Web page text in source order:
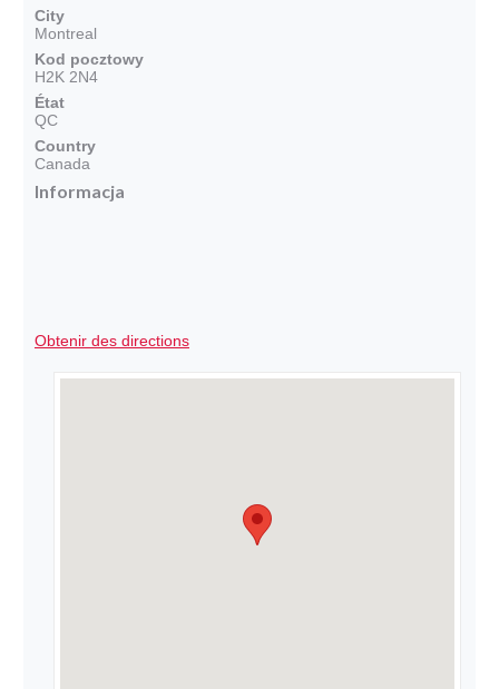
City
Montreal
Kod pocztowy
H2K 2N4
État
QC
Country
Canada
Informacja
Obtenir des directions